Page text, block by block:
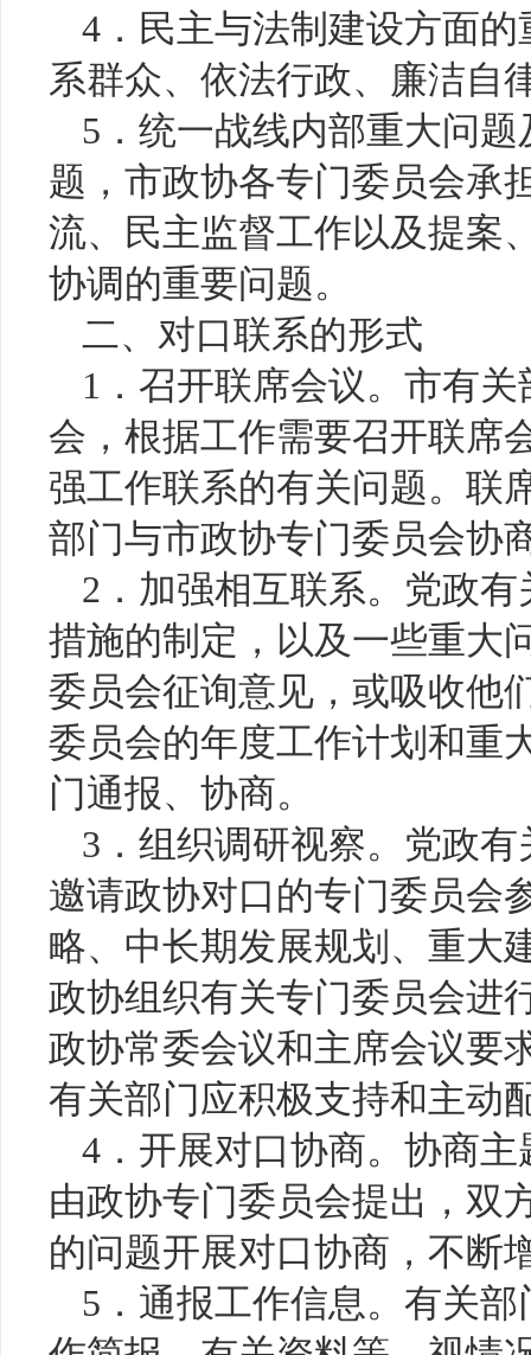
4．民主与法制建设方面
系群众、依法行政、廉洁自
5．统一战线内部重大问
题，市政协各专门委员会承
流、民主监督工作以及提案
协调的重要问题。
二、对口联系的形式
1．召开联席会议。市有
会，根据工作需要召开联席
强工作联系的有关问题。联
部门与市政协专门委员会协
2．加强相互联系。党政
措施的制定，以及一些重大
委员会征询意见，或吸收他
委员会的年度工作计划和重
门通报、协商。
3．组织调研视察。党政
邀请政协对口的专门委员会
略、中长期发展规划、重大
政协组织有关专门委员会进
政协常委会议和主席会议要
有关部门应积极支持和主动
4．开展对口协商。协商
由政协专门委员会提出，双
的问题开展对口协商，不断
5．通报工作信息。有关